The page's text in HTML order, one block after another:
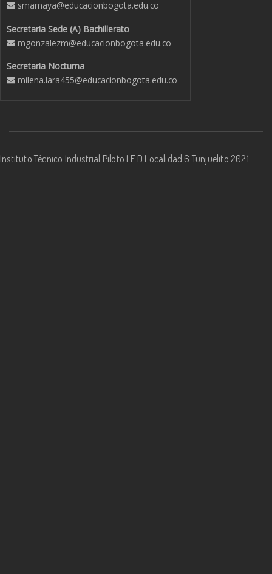
smamaya@educacionbogota.edu.co
Secretaria Sede (A) Bachillerato
mgonzalezm@educacionbogota.edu.co
Secretaria Nocturna
milena.lara455@educacionbogota.edu.co
Instituto Técnico Industrial Piloto I.E.D Localidad 6 Tunjuelito 2021